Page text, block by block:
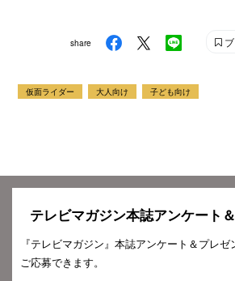
share
仮面ライダー 大人向け 子ども向け
テレビマガジン本誌アンケート
『テレビマガジン』本誌アンケート＆プレ
ご応募できます。